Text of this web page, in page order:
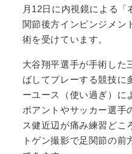
月12日に内視鏡による「
関節後方インピンジメン
術を受けています。
大谷翔平選手が手術した
ばしてプレーする競技に
ーユース（使い過ぎ）に
ポアントやサッカー選手
ス健近辺が痛み練習どこ
トゲン撮影で足関節の